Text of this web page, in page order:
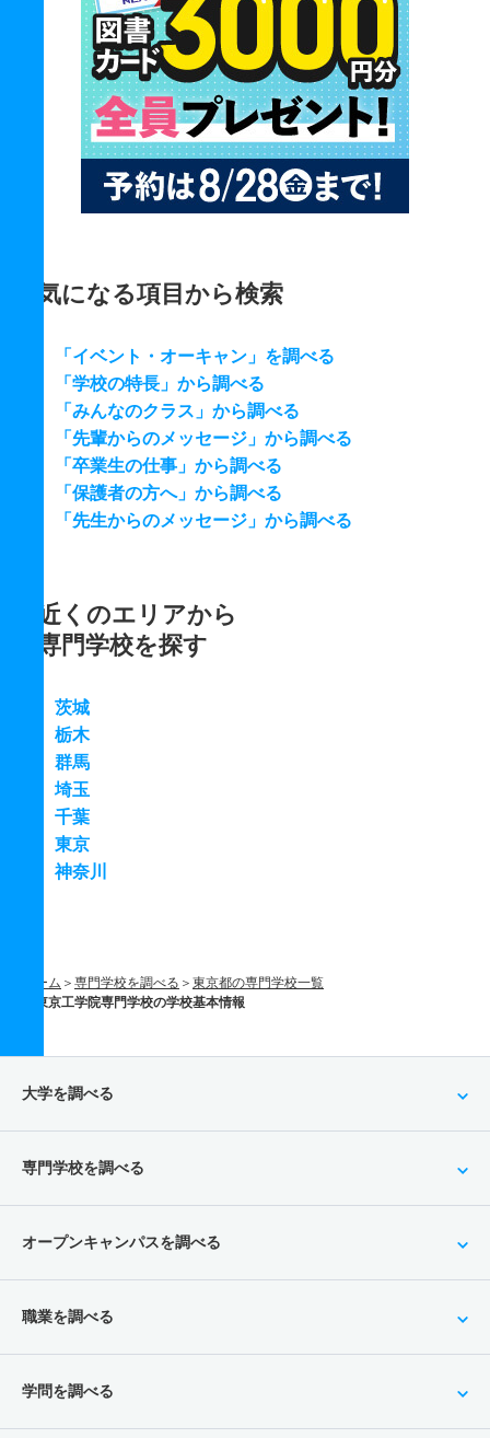
気になる項目から検索
「イベント・オーキャン」を調べる
「学校の特長」から調べる
「みんなのクラス」から調べる
「先輩からのメッセージ」から調べる
「卒業生の仕事」から調べる
「保護者の方へ」から調べる
「先生からのメッセージ」から調べる
近くのエリアから
専門学校を探す
茨城
栃木
群馬
埼玉
千葉
東京
神奈川
ホーム 専門学校を調べる
東京都の専門学校一覧
東京工学院専門学校の学校基本情報
大学を調べる
専門学校を調べる
オープンキャンパスを調べる
職業を調べる
学問を調べる